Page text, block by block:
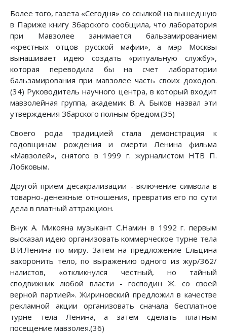
Более того, газета «Сегодня» со ссылкой на вышедшую
в Париже книгу Збарского сообщила, что лаборатория
при Мавзолее занимается бальзамированием
«крестных отцов русской мафии», а мэр Москвы
вынашивает идею создать «ритуальную службу»,
которая переводила бы на счет лаборатории
бальзамирования при мавзолее часть своих доходов.
(34) Руководитель научного центра, в который входит
мавзолейная группа, академик В. А. Быков назвал эти
утверждения Збарского полным бредом.(35)
Своего рода традицией стала демонстрация к
годовщинам рождения и смерти Ленина фильма
«Мавзолей», снятого в 1999 г. журналистом НТВ П.
Лобковым.
Другой прием десакрализации - включение символа в
товарно-денежные отношения, превратив его по сути
дела в платный аттракцион.
Внук А. Микояна музыкант С.Намин в 1992 г. первым
высказал идею организовать коммерческое турне тела
В.И.Ленина по миру. Затем на предложение Ельцина
захоронить тело, по выражению одного из жур/362/
налистов, «откликнулся честный, но тайный
сподвижник любой власти - господин Ж. со своей
верной партией». Жириновский предложил в качестве
рекламной акции организовать сначала бесплатное
турне тела Ленина, а затем сделать платным
посещение мавзолея.(36)